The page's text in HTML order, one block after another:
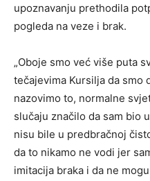
upoznavanju prethodila
pogleda na veze i brak.
„Oboje smo već više puta
tečajevima Kursilja da smo
nazovimo to, normalne
slučaju značilo da sam bio
nisu bile u predbračnoj
da to nikamo ne vodi jer
imitacija braka i da ne